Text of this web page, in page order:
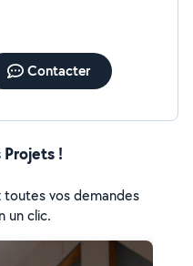
Contacter
Projets !
vos demandes
un clic.